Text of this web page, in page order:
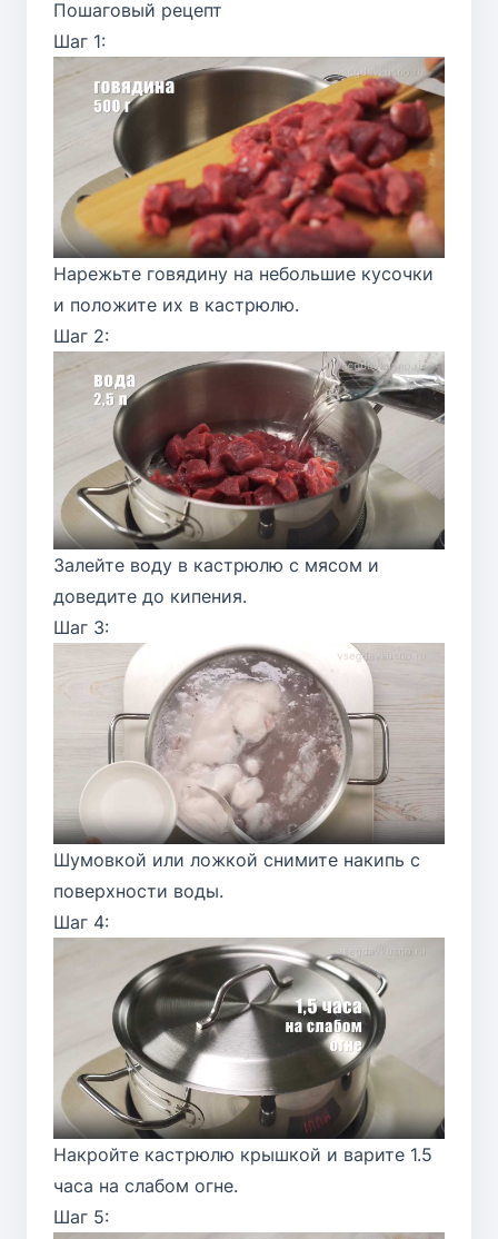
Пошаговый рецепт
Шаг 1:
Нарежьте говядину на небольшие кусочки
и положите их в кастрюлю.
Шаг 2:
Залейте воду в кастрюлю с мясом и
доведите до кипения.
Шаг 3:
Шумовкой или ложкой снимите накипь с
поверхности воды.
Шаг 4:
Накройте кастрюлю крышкой и варите 1.5
часа на слабом огне.
Шаг 5: